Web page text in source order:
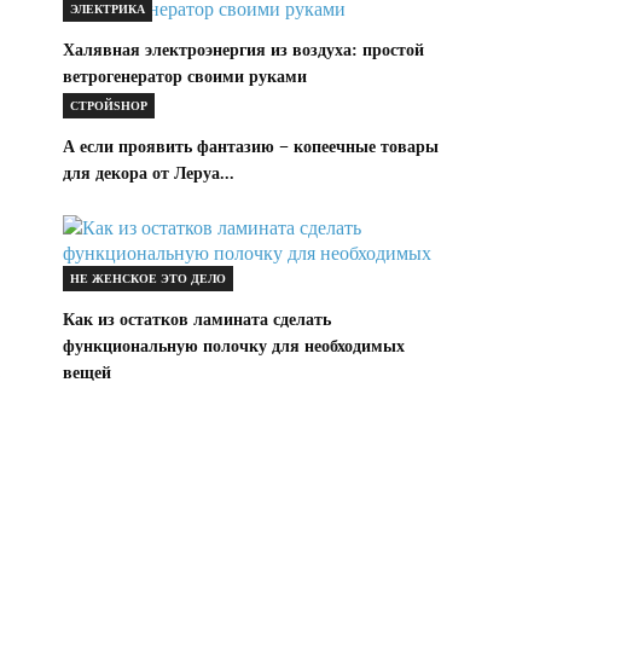
ЭЛЕКТРИКА
Халявная электроэнергия из воздуха: простой
ветрогенератор своими руками
СТРОЙSHOP
А если проявить фантазию − копеечные товары
для декора от Леруа...
НЕ ЖЕНСКОЕ ЭТО ДЕЛО
Как из остатков ламината сделать
функциональную полочку для необходимых
вещей